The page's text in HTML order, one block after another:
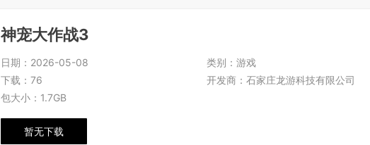
神宠大作战3
日期： 2026-05-08 类别：游戏
下载：76 开发商：石家庄龙游科技有限公司
包大小： 1.7GB
暂无下载